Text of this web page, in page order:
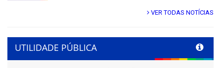
VER TODAS NOTÍCIAS
UTILIDADE PÚBLICA